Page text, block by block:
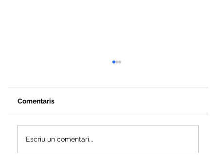
Comentaris
Escriu un comentari...